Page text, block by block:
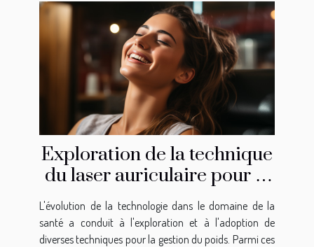
Exploration de la technique
du laser auriculaire pour la
gestion du poids
L'évolution de la technologie dans le domaine de la
santé a conduit à l'exploration et à l'adoption de
diverses techniques pour la gestion du poids. Parmi ces